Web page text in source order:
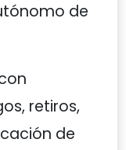
de
retiros,
de